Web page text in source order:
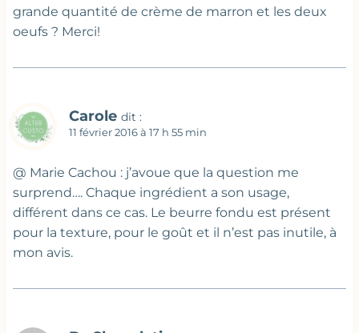
grande quantité de crème de marron et les deux
oeufs ? Merci!
Carole dit :
11 février 2016 à 17 h 55 min
@ Marie Cachou : j’avoue que la question me
surprend…. Chaque ingrédient a son usage,
différent dans ce cas. Le beurre fondu est présent
pour la texture, pour le goût et il n’est pas inutile, à
mon avis.